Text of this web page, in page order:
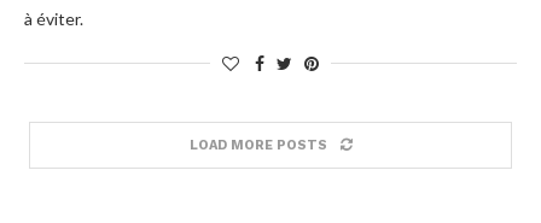
à éviter.
LOAD MORE POSTS